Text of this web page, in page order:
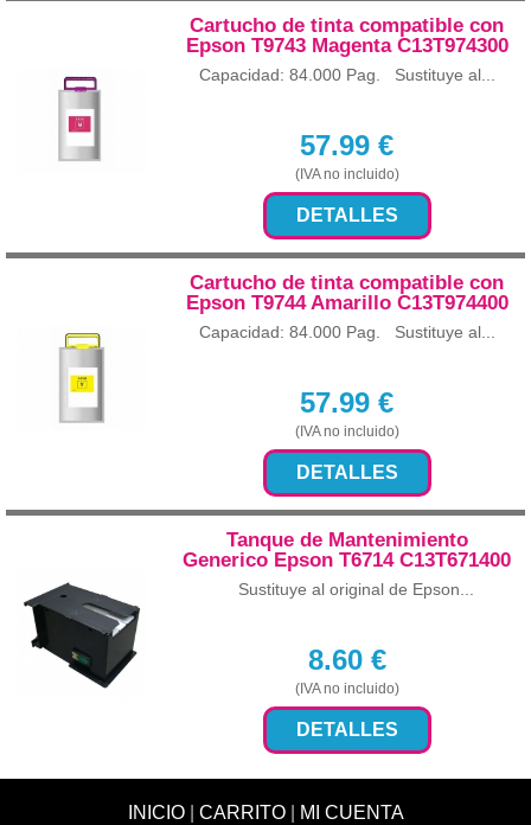
Cartucho de tinta compatible con
Epson T9743 Magenta C13T974300
Capacidad: 84.000 Pag. Sustituye al...
57.99 €
(IVA no incluido)
DETALLES
Cartucho de tinta compatible con
Epson T9744 Amarillo C13T974400
Capacidad: 84.000 Pag. Sustituye al...
57.99 €
(IVA no incluido)
DETALLES
Tanque de Mantenimiento
Generico Epson T6714 C13T671400
Sustituye al original de Epson...
8.60€
(IVA no incluido)
DETALLES
INICIO| CARRITO|
MI CUENTA